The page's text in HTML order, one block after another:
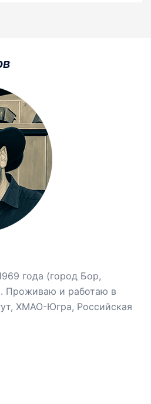
года (город Бор,
Проживаю и работаю в
ХМАО-Югра, Российская